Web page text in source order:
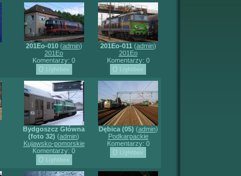
201Eo-010(admin)
201Eo
Komentarzy: 0
201Eo-011 (admin)
201Eo
Komentarzy: 0
Bydgoszcz Główna
(foto 32) (admin)
Kujawsko-pomorskie
Komentarzy: 0
Dębica (05) (admin)
Podkarpackie
Komentarzy: 0